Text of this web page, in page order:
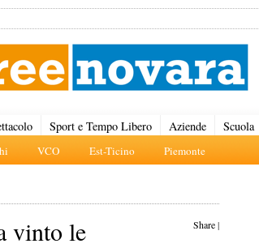
VCO Est-Ticino Piemonte
Sport e Tempo Libero Aziende Scuola
Share|
vinto le